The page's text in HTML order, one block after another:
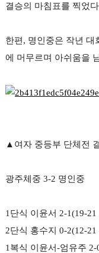
결승의 마침표를 찍었다
한편, 명인중은 작년 대
에 머무르며 아쉬움을
▲ 여자 중등부 단체전
광주체중 3-2 명인중
1 단식 이윤서 2-1(19-
2단식 홍수지 0-2(12-21
1 복식 이윤서-엄유주 2-